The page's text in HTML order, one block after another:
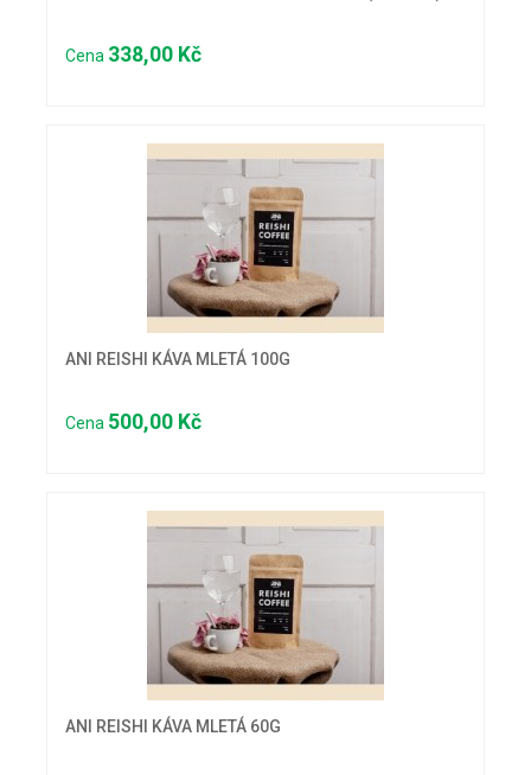
Cena 338,00 Kč
ANI REISHI KÁVA MLETÁ 100G
Cena 500,00 Kč
ANI REISHI KÁVA MLETÁ 60G